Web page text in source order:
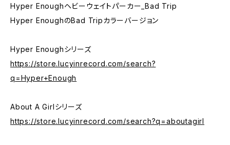
Hyper Enoughヘビーウェイトパーカー_Bad Trip
Hyper EnoughのBad Tripカラーバージョン
Hyper Enoughシリーズ
https://store.lucyinrecord.com/search?
q=Hyper+Enough
About A Girlシリーズ
https://store.lucyinrecord.com/search?q=aboutagirl